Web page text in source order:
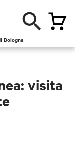
Bologna
visita